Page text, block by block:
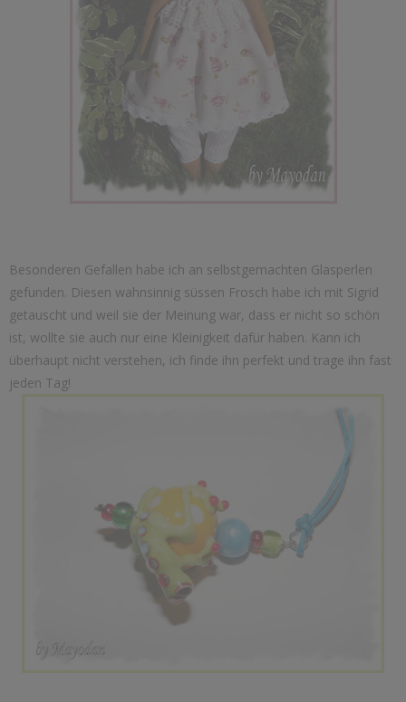
Besonderen Gefallen habe ich an selbstgemachten Glasperlen
gefunden. Diesen wahnsinnig süssen Frosch habe ich mit Sigrid
getauscht und weil sie der Meinung war, dass er nicht so schön
ist, wollte sie auch nur eine Kleinigkeit dafür haben. Kann ich
überhaupt nicht verstehen, ich finde ihn perfekt und trage ihn fast
jeden Tag!